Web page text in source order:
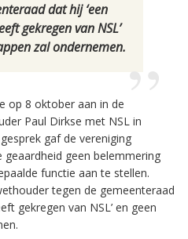
dat hij ‘een
gekregen van NSL’
zal ondernemen.
op 8 oktober aan in de
Paul Dirkse met NSL in
gaf de vereniging
geen belemmering
functie aan te stellen.
tegen de gemeenteraad
gekregen van NSL’ en geen